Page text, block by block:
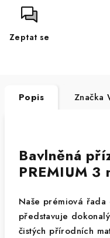
Zeptat se
Popis Značka
Bavlněná
PREMIUM 3
Naše prémiová řada
představuje
čistých přírodních